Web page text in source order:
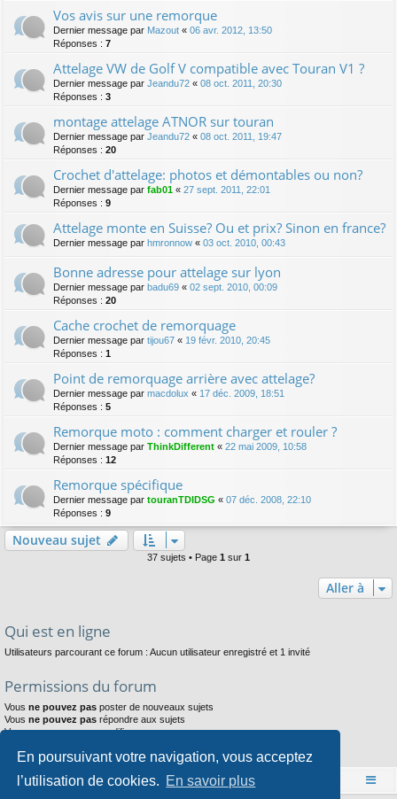
En poursuivant votre navigation, vous acceptez
l’utilisation de cookies. En savoir plus
Vos avis sur une remorque
Dernier message par Mazout « 06 avr. 2012, 13:50
Réponses : 7
Attelage VW de Golf V compatible avec Touran V1 ?
Dernier message par Jeandu72 « 08 oct. 2011, 20:30
Réponses : 3
montage attelage ATNOR sur touran
Dernier message par Jeandu72 « 08 oct. 2011, 19:47
Réponses : 20
Crochet d'attelage: photos et démontables ou non?
Dernier message par fab01 « 27 sept. 2011, 22:01
Réponses : 9
Attelage monte en Suisse? Ou et prix? Sinon en france?
Dernier message par hmronnow « 03 oct. 2010, 00:43
Bonne adresse pour attelage sur lyon
Dernier message par badu69 « 02 sept. 2010, 00:09
Réponses : 20
Cache crochet de remorquage
Dernier message par tijou67 « 19 févr. 2010, 20:45
Réponses : 1
Point de remorquage arrière avec attelage?
Dernier message par macdolux « 17 déc. 2009, 18:51
Réponses : 5
Remorque moto : comment charger et rouler ?
Dernier message par ThinkDifferent « 22 mai 2009, 10:58
Réponses : 12
Remorque spécifique
Dernier message par touranTDIDSG « 07 déc. 2008, 22:10
Réponses : 9
Nouveau sujet
37 sujets • Page 1 sur 1
Aller à
Qui est en ligne
Utilisateurs parcourant ce forum : Aucun utilisateur enregistré et 1 invité
Permissions du forum
Vous ne pouvez pas poster de nouveaux sujets
Vous ne pouvez pas répondre aux sujets
Vousne pouvez pasmodifier vos messages
Vousne pouvez pasjoindre des fichiers
Accueil Index du forum